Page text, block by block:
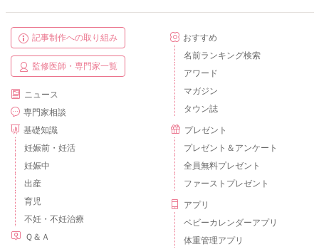
記事制作への取り組み
監修医師・専門家一覧
ニュース
専門家相談
基礎知識
妊娠前・妊活
妊娠中
出産
育児
不妊・不妊治療
Ｑ＆Ａ
おすすめ
名前ランキング検索
アワード
マガジン
タウン誌
プレゼント
プレゼント＆アンケート
全員無料プレゼント
ファーストプレゼント
アプリ
ベビーカレンダーアプリ
体重管理アプリ